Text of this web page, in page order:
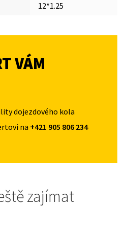
12*1.25
VÁM
dojezdového kola
na +421 905 806 234
zajímat